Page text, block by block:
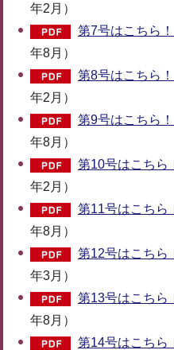
年2月）
第7号はこちら
年8月）
第8号はこちら
年2月）
第9号はこちら
年8月）
第10号はこちら
年2月）
第11号はこちら
年8月）
第12号はこちら
年3月）
第13号はこちら
年8月）
第14号はこちら